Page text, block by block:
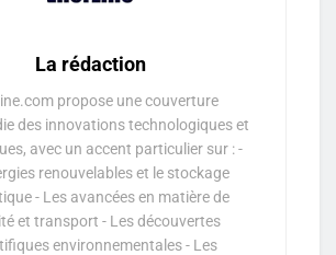
La rédaction
propose une couverture
des innovations technologiques et
avec un accent particulier sur : -
renouvelables et le stockage
- Les avancées en matière de
et transport - Les découvertes
environnementales - Les